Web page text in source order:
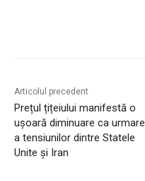
Articolul precedent
Prețul țițeiului manifestă o
ușoară diminuare ca urmare
a tensiunilor dintre Statele
Unite și Iran